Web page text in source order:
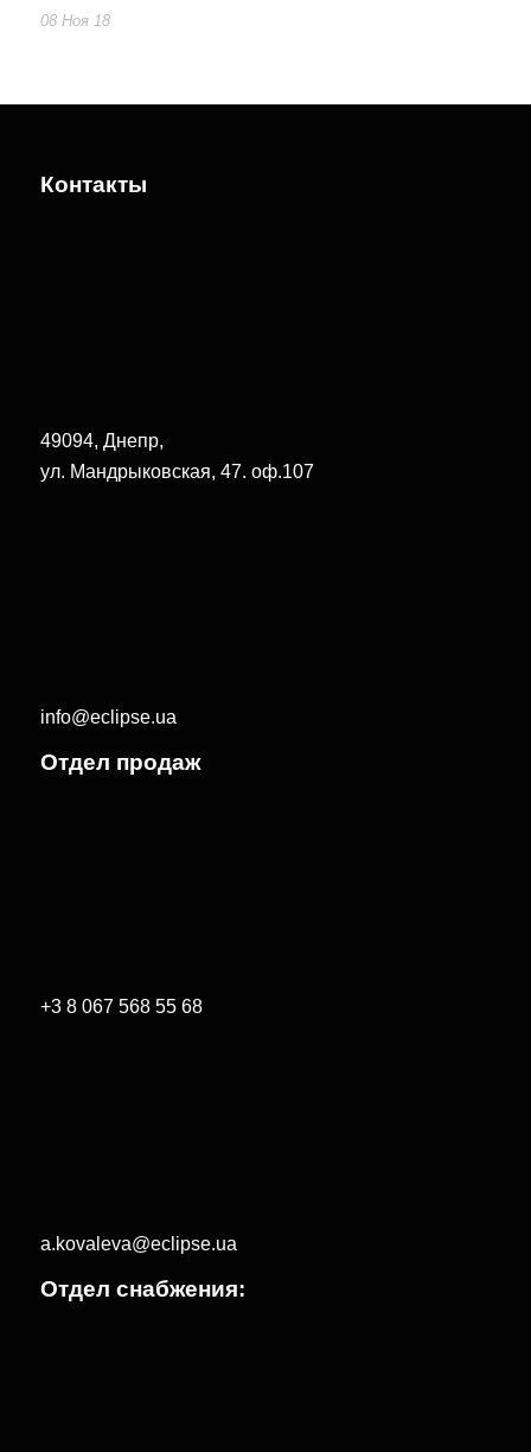
08 Ноя 18
Контакты
49094, Днепр,
ул. Мандрыковская, 47. оф.107
info@eclipse.ua
Отдел продаж
+3 8 067 568 55 68
a.kovaleva@eclipse.ua
Отдел снабжения: